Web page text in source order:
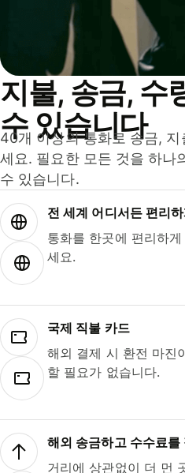
지불, 송금, 수
수 있습니다
40개 이상의 통화로 송금,
세요. 필요한 모든 것을 하나
수 있습니다.
전 세계 어디서든 편리
통화를 한곳에 편리하
세요.
국제 직불 카드
해외 결제 시 환전 마진
할 필요가 없습니다.
해외 송금하고 수수료를
거리에 상관없이 더 먼